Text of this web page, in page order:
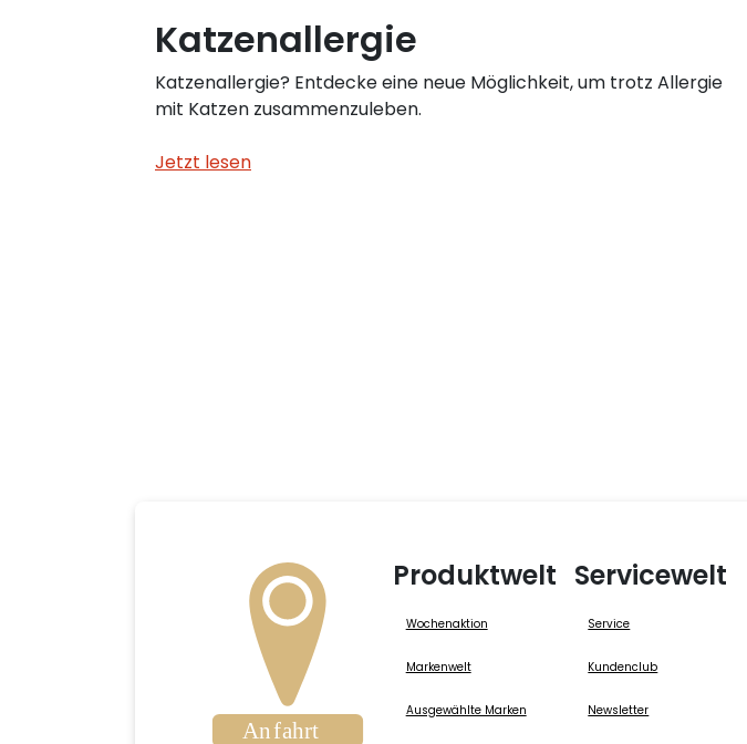
Katzenallergie
Katzenallergie? Entdecke eine neue Möglichkeit, um trotz Allergie
mit Katzen zusammenzuleben.
Jetzt lesen
Produktwelt
Wochenaktion
Markenwelt
Ausgewählte Marken
Servicewelt
Service
Kundenclub
Newsletter